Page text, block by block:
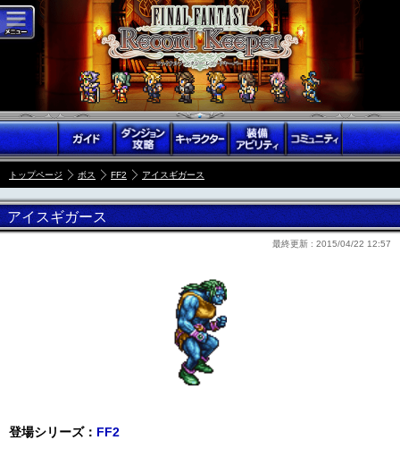
トップページ ボス FF2 アイスギガース
アイスギガース
最終更新 : 2015/04/22 12:57
登場シリーズ： FF2